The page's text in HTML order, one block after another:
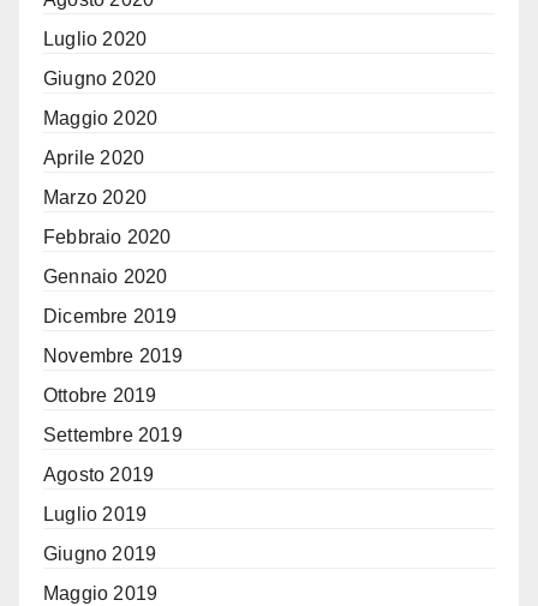
Luglio 2020
Giugno 2020
Maggio 2020
Aprile 2020
Marzo 2020
Febbraio 2020
Gennaio 2020
Dicembre 2019
Novembre 2019
Ottobre 2019
Settembre 2019
Agosto 2019
Luglio 2019
Giugno 2019
Maggio 2019